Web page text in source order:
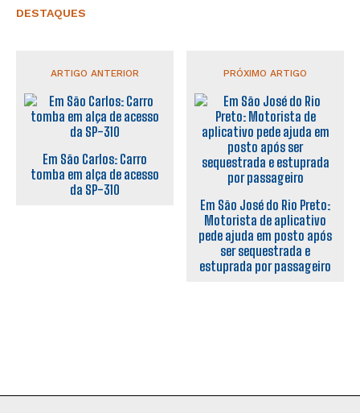
DESTAQUES
ARTIGO ANTERIOR
Em São Carlos: Carro
tomba em alça de acesso
da SP-310
PRÓXIMO ARTIGO
Em São José do Rio Preto:
Motorista de aplicativo
pede ajuda em posto após
ser sequestrada e
estuprada por passageiro